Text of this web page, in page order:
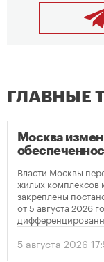
ГЛАВНЫЕ
Москва
Власти Москвы
жилых комплексов
закреплены
от 5 августа 2026
количества
устанавливает
проектов.
5 августа 2026